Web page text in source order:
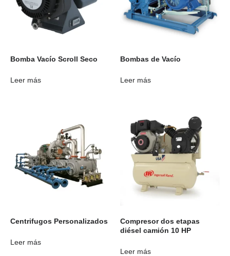
Bomba Vacío Scroll Seco
Leer más
Bombas de Vacío
Leer más
Centrifugos Personalizados
Leer más
Compresor dos etapas
diésel camión 10 HP
Leer más